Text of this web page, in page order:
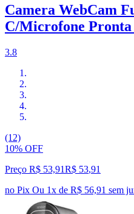
Camera WebCam
C/Microfone
3.8
(12)
10% OFF
Preço R$ 53,91R$ 53,91
no Pix Ou 1x de R$ 56,91 sem